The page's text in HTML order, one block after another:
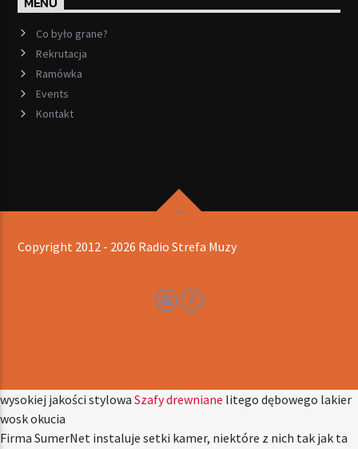
Co było grane?
Rekrutacja
Ramówka
Events
Kontakt
Copyright 2012 - 2026 Radio Strefa Muzy
wysokiej jakości stylowa Szafy drewniane litego dębowego lakier
wosk okucia
Firma SumerNet instaluje setki kamer, niektóre z nich tak jak ta